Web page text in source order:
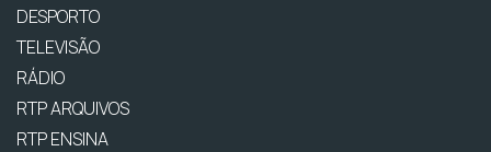
DESPORTO
TELEVISÃO
RÁDIO
RTP ARQUIVOS
RTP ENSINA